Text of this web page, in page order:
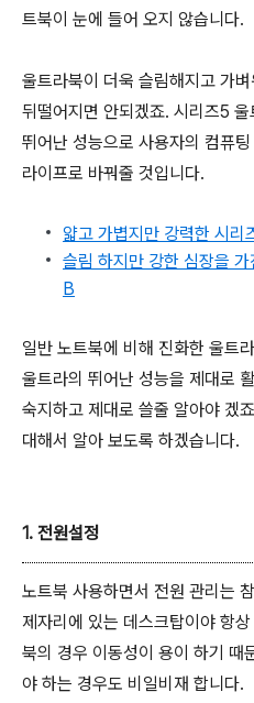
트북이 눈에 들어 오지 않습니다.
울트라북이 더욱 슬림해지고 가
뒤떨어지면 안되겠죠. 시리즈5
뛰어난 성능으로 사용자의 컴퓨
라이프로 바꿔줄 것입니다.
얇고 가볍지만 강력한 시
슬림 하지만 강한 심장을
B
일반 노트북에 비해 진화한 울트
울트라의 뛰어난 성능을 제대로
숙지하고 제대로 쓸줄 알아야 겠
대해서 알아 보도록 하겠습니다.
1. 전원설정
노트북 사용하면서 전원 관리는
제자리에 있는 데스크탑이야 항
북의 경우 이동성이 용이 하기 때
야 하는 경우도 비일비재 합니다.